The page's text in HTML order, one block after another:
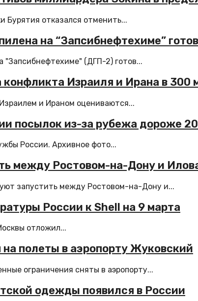
Бурятия отказался отменить...
на “Запсибнефтехиме”
"Запсибнефтехиме" (ДГП-2) готов...
Израиля и Ирана в 300
и Ираном оцениваются...
посылок из-за рубежа дороже
России. Архивное фото...
между Ростовом-на-Дону и
запустить между Ростовом-на-Дону и...
России к Shell на 9 марта
отложил...
полеты в аэропорту Жуковский
ограничения сняты в аэропорту...
одежды появился в России